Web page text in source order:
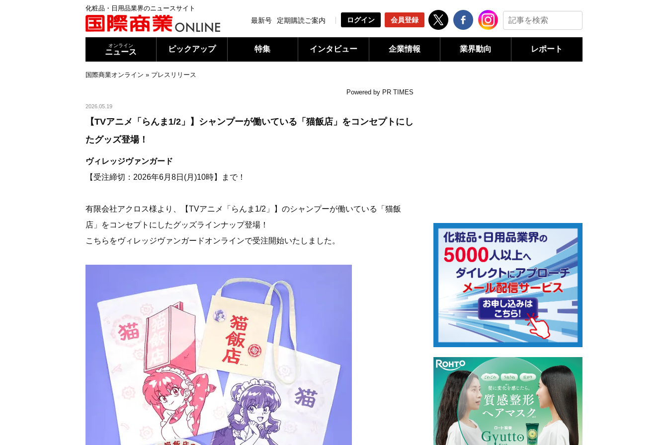
化粧品・日用品業界のニュースサイト
最新号 定期購読ご案内 ログイン 会員登録
オンライン
ニュース ピックアップ 特集 インタビュー 企業情報 業界動向 レポート
国際商業オンライン » プレスリリース
Powered by PR TIMES
2026.05.19
【TVアニメ「らんま1/2」】シャンプーが働いている「猫飯店」をコンセプトにし
たグッズ登場！
ヴィレッジヴァンガード
【受注締切：2026年6月8日(月)10時】まで！
有限会社アクロス様より、【TVアニメ「らんま1/2」】のシャンプーが働いている「猫飯
店」をコンセプトにしたグッズラインナップ登場！
こちらをヴィレッジヴァンガードオンラインで受注開始いたしました。